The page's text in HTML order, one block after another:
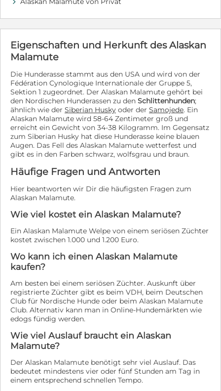
package & dewormings, - Microchip with QR code to
The International Animal Safe database, - Tick and flea
certificate issued by the Vet, - The Layette (collar, leash,
bowl, food). The optional service included: - The
ownership document, - Delivery at your home address
in Switzerland and Germany (by Kennel Employee).
Our parents have: Eyes Clear / HDA the best, Laboklin
GmbH DNA Profile. Weitere Informationen Wir sind
eine internationale FCI-Zucht für Siberian Husky-Hunde
mit über 30 Jahren Erfahrung. Rassenkompatibilität
durch DNA-Test bestätigt. Mit Liebe Grüße Dr. Ing.
Michael Ptak
Eigenschaften und Herkunft des Alaskan
Malamute
Die Hunderasse stammt aus den USA und wird von der
Fédération Cynologique Internationale der Gruppe 5,
Sektion 1 zugeordnet. Der Alaskan Malamute gehört bei
den Nordischen Hunderassen zu den Schlittenhunden;
ähnlich wie der Siberian Husky oder der Samojede. Ein
Alaskan Malamute wird 58-64 Zentimeter groß und
erreicht ein Gewicht von 34-38 Kilogramm. Im Gegensatz
zum Siberian Husky hat diese Hunderasse keine blauen
Augen. Das Fell des Alaskan Malamute wetterfest und
gibt es in den Farben schwarz, wolfsgrau und braun.
Häufige Fragen und Antworten
Hier beantworten wir Dir die häufigsten Fragen zum
Alaskan Malamute.
Wie viel kostet ein Alaskan Malamute?
Ein Alaskan Malamute Welpe von einem seriösen Züchter
kostet zwischen 1.000 und 1.200 Euro.
Wo kann ich einen Alaskan Malamute
kaufen?
Am besten bei einem seriösen Züchter. Auskunft über
registrierte Züchter gibt es beim VDH, beim Deutschen
Club für Nordische Hunde oder beim Alaskan Malamute
Club. Alternativ kann man in Online-Hundemärkten wie
edogs fündig werden.
Wie viel Auslauf braucht ein Alaskan
Malamute?
Der Alaskan Malamute benötigt sehr viel Auslauf. Das
bedeutet mindestens vier oder fünf Stunden am Tag in
einem entsprechend schnellen Tempo.